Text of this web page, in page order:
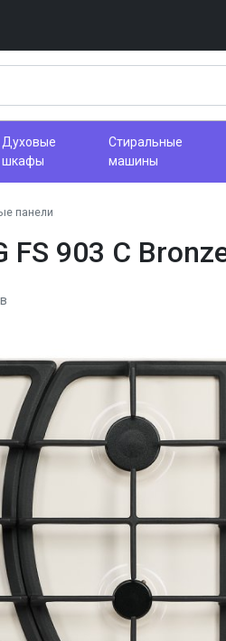
Духовые
шкафы
Стиральные
машины
панели
FS 903 C